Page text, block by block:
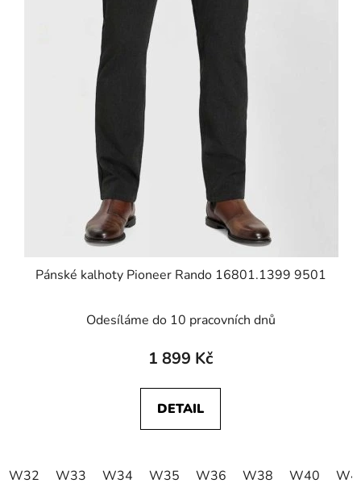
Pánské kalhoty Pioneer Rando 16801.1399 9501
Odesíláme do 10 pracovních dnů
1 899 Kč
DETAIL
W32 W33 W34 W35 W36 W38 W40